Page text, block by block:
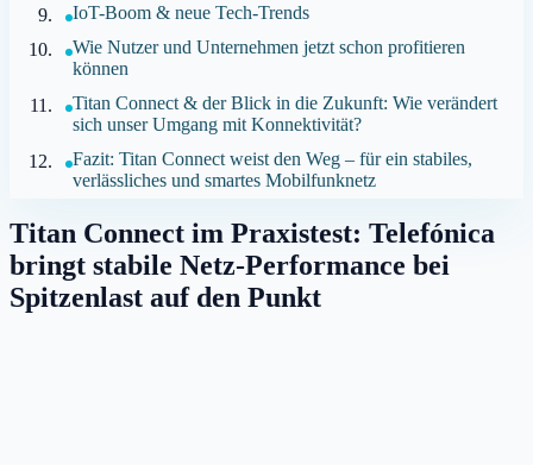
IoT-Boom & neue Tech-Trends
Wie Nutzer und Unternehmen jetzt schon profitieren
können
Titan Connect & der Blick in die Zukunft: Wie verändert
sich unser Umgang mit Konnektivität?
Fazit: Titan Connect weist den Weg – für ein stabiles,
verlässliches und smartes Mobilfunknetz
Titan Connect im Praxistest: Telefónica
bringt stabile Netz-Performance bei
Spitzenlast auf den Punkt